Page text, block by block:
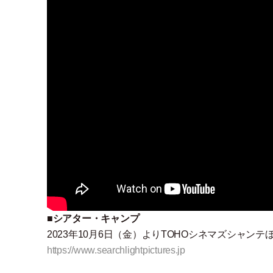
■シアター・ キャンプ
2023年10月6日
（金）
よりTOHOシネマズシャンテ
https://www.searchlightpictures.jp